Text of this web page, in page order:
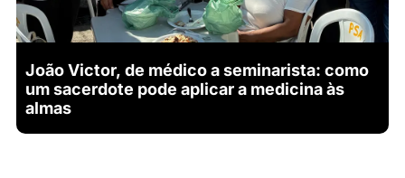
João Victor, de médico a seminarista: como
um sacerdote pode aplicar a medicina às
almas